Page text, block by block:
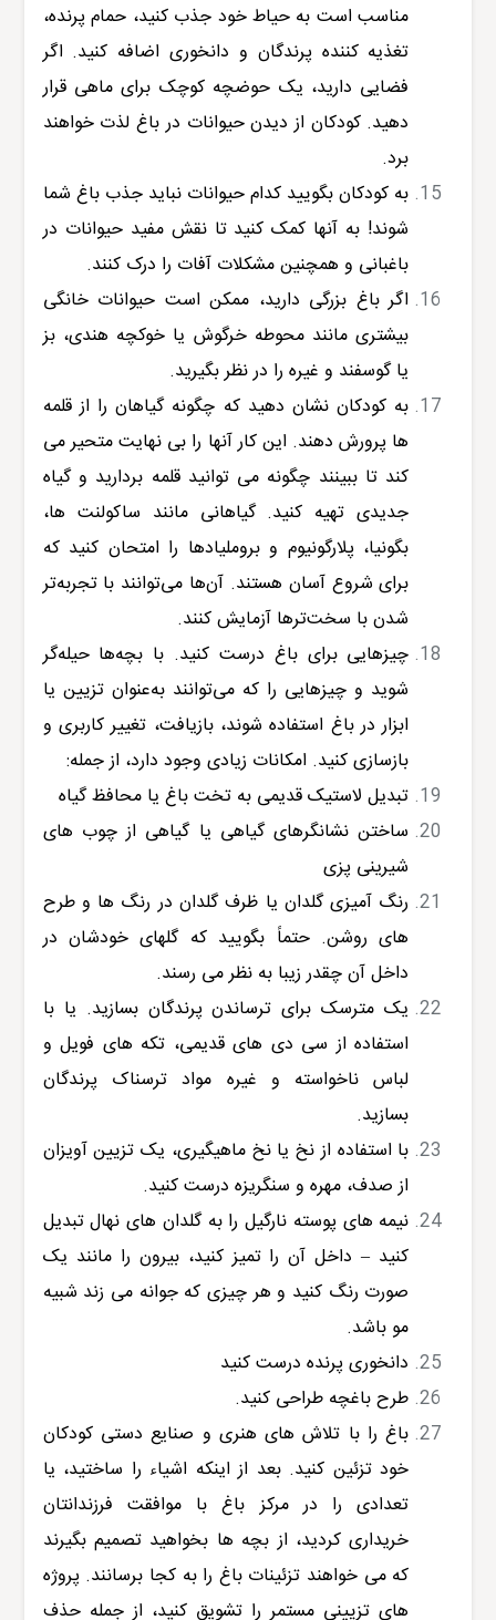
مناسب است به حیاط خود جذب کنید، حمام پرنده،
تغذیه کننده پرندگان و دانخوری اضافه کنید. اگر
فضایی دارید، یک حوضچه کوچک برای ماهی قرار
دهید. کودکان از دیدن حیوانات در باغ لذت خواهند
برد.
به کودکان بگویید کدام حیوانات نباید جذب باغ شما
شوند! به آنها کمک کنید تا نقش مفید حیوانات در
باغبانی و همچنین مشکلات آفات را درک کنند.
اگر باغ بزرگی دارید، ممکن است حیوانات خانگی
بیشتری مانند محوطه خرگوش یا خوکچه هندی، بز
یا گوسفند و غیره را در نظر بگیرید.
به کودکان نشان دهید که چگونه گیاهان را از قلمه
ها پرورش دهند. این کار آنها را بی نهایت متحیر می
کند تا ببینند چگونه می توانید قلمه بردارید و گیاه
جدیدی تهیه کنید. گیاهانی مانند ساکولنت ها،
بگونیا، پلارگونیوم و بروملیادها را امتحان کنید که
برای شروع آسان هستند. آن‌ها می‌توانند با تجربه‌تر
شدن با سخت‌ترها آزمایش کنند.
چیزهایی برای باغ درست کنید. با بچه‌ها حیله‌گر
شوید و چیزهایی را که می‌توانند به‌عنوان تزیین یا
ابزار در باغ استفاده شوند، بازیافت، تغییر کاربری و
بازسازی کنید. امکانات زیادی وجود دارد، از جمله:
تبدیل لاستیک قدیمی به تخت باغ یا محافظ گیاه
ساختن نشانگرهای گیاهی یا گیاهی از چوب های
شیرینی پزی
رنگ آمیزی گلدان یا ظرف گلدان در رنگ ها و طرح
های روشن. حتماً بگویید که گلهای خودشان در
داخل آن چقدر زیبا به نظر می رسند.
یک مترسک برای ترساندن پرندگان بسازید. یا با
استفاده از سی دی های قدیمی، تکه های فویل و
لباس ناخواسته و غیره مواد ترسناک پرندگان
بسازید.
با استفاده از نخ یا نخ ماهیگیری، یک تزیین آویزان
از صدف، مهره و سنگریزه درست کنید.
نیمه های پوسته نارگیل را به گلدان های نهال تبدیل
کنید – داخل آن را تمیز کنید، بیرون را مانند یک
صورت رنگ کنید و هر چیزی که جوانه می زند شبیه
مو باشد.
دانخوری پرنده درست کنید
طرح باغچه طراحی کنید.
باغ را با تلاش های هنری و صنایع دستی کودکان
خود تزئین کنید. بعد از اینکه اشیاء را ساختید، یا
تعدادی را در مرکز باغ با موافقت فرزندانتان
خریداری کردید، از بچه ها بخواهید تصمیم بگیرند
که می خواهند تزئینات باغ را به کجا برسانند. پروژه
های تزیینی مستمر را تشویق کنید، از جمله حذف